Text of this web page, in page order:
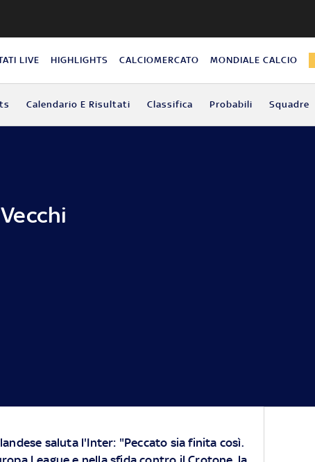
LIVE HIGHLIGHTS CALCIOMERCATO MONDIALE CALCIO
Calendario E Risultati Classifica Probabili Squadre
saluta l'Inter: "Peccato sia finita così.